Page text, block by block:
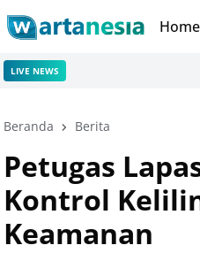
Home
LIVE NEWS
Beranda Berita
Petugas
Kontrol
Keamanan